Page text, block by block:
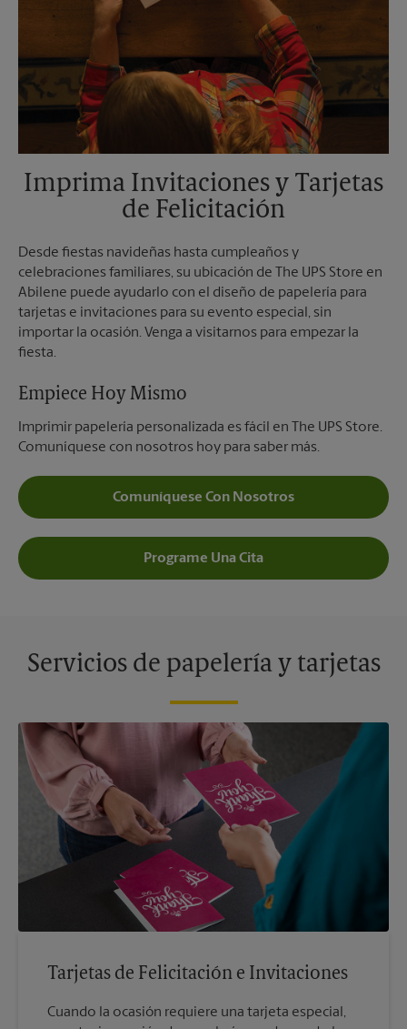
Imprima Invitaciones y Tarjetas
de Felicitación
Desde fiestas navideñas hasta cumpleaños y
celebraciones familiares, su ubicación de The UPS Store en
Abilene puede ayudarlo con el diseño de papelería para
tarjetas e invitaciones para su evento especial, sin
importar la ocasión. Venga a visitarnos para empezar la
fiesta.
Empiece Hoy Mismo
Imprimir papelería personalizada es fácil en The UPS Store.
Comuníquese con nosotros hoy para saber más.
Comuníquese Con Nosotros
Programe Una Cita
Servicios de papelería y tarjetas
Tarjetas de Felicitación e Invitaciones
Cuando la ocasión requiere una tarjeta especial,